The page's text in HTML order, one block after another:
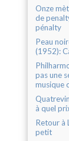
Onze
de
pénalty
Peau
(1952):
pas une
musique
à quel
Retour à
petit